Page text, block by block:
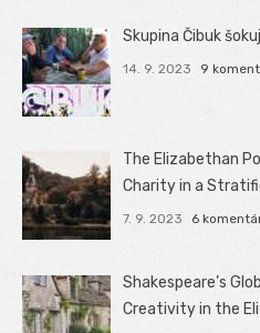
Skupina Čibuk
14. 9. 2023 9
The Elizabethan
Charity in a
7. 9. 2023 6
Shakespeare’s
Creativity in the